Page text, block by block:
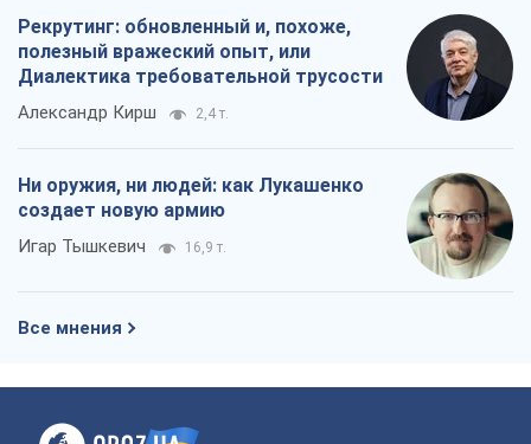
Рекрутинг: обновленный и, похоже,
полезный вражеский опыт, или
Диалектика требовательной трусости
Александр Кирш 2,4 т.
Ни оружия, ни людей: как Лукашенко
создает новую армию
Игар Тышкевич 16,9 т.
Все мнения